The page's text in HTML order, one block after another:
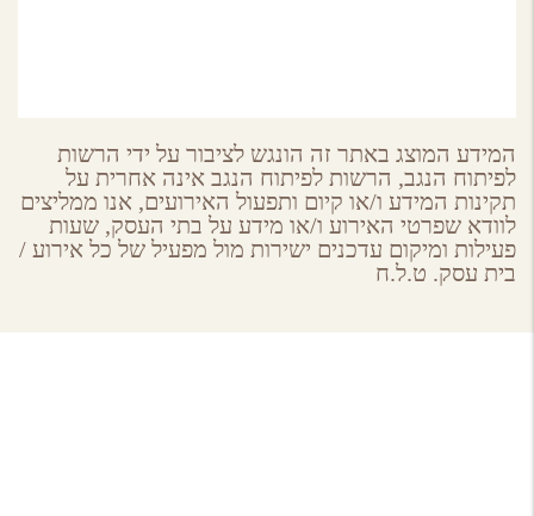
המידע המוצג באתר זה הונגש לציבור על ידי הרשות
לפיתוח הנגב, הרשות לפיתוח הנגב אינה אחרית על
תקינות המידע ו/או קיום ותפעול האירועים, אנו ממליצים
לוודא שפרטי האירוע ו/או מידע על בתי העסק, שעות
פעילות ומיקום עדכנים ישירות מול מפעיל של כל אירוע /
בית עסק. ט.ל.ח